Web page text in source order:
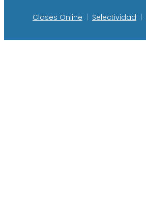
Clases Online Selectividad